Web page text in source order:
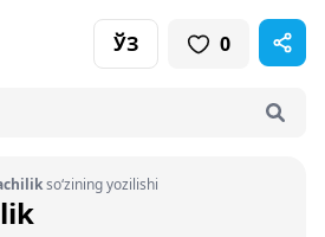
ЎЗ 0
so‘zining yozilishi